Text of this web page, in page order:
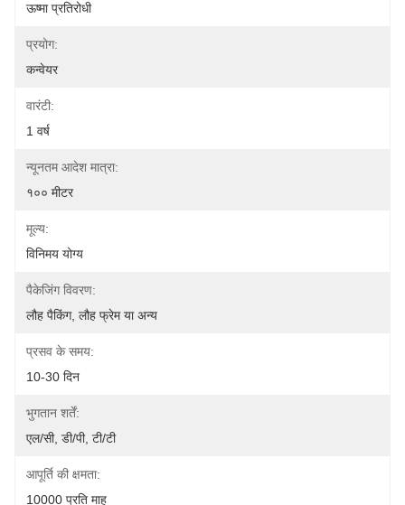
ऊष्मा प्रतिरोधी
प्रयोग:
कन्वेयर
वारंटी:
1 वर्ष
न्यूनतम आदेश मात्रा:
१०० मीटर
मूल्य:
विनिमय योग्य
पैकेजिंग विवरण:
लौह पैकिंग, लौह फ्रेम या अन्य
प्रसव के समय:
10-30 दिन
भुगतान शर्तें:
एल/सी, डी/पी, टी/टी
आपूर्ति की क्षमता:
10000 प्रति माह